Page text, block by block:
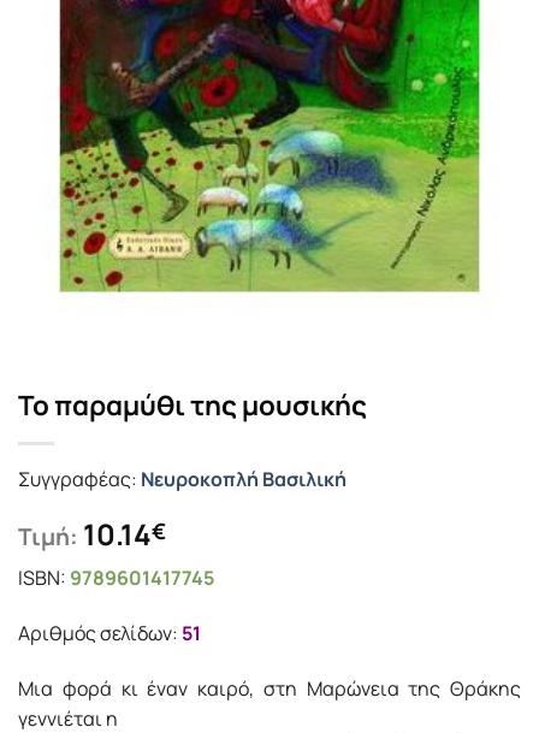
Το παραμύθι της μουσικής
Συγγραφέας: Νευροκοπλή Βασιλική
Τιμή: 10.14€
ISBN: 9789601417745
Αριθμός σελίδων: 51
Μια φορά κι έναν καιρό, στη Μαρώνεια της Θράκης
γεννιέται η